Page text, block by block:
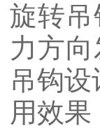
旋转
力方
吊钩
用效